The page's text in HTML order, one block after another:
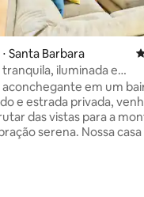
média de 5, 408
Santa Barbara
tranquila, iluminada e
em Santa
aconchegante em um
e estrada privada,
das vistas para a
serena. Nossa casa não é de